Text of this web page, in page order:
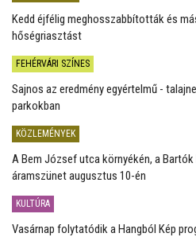
Kedd éjfélig meghosszabbították és
hőségriasztást
FEHÉRVÁRI SZÍNES
Sajnos az eredmény egyértelmű -
parkokban
KÖZLEMÉNYEK
A Bem József utca környékén, a
áramszünet augusztus 10-én
KULTÚRA
Vasárnap folytatódik a Hangból Kép